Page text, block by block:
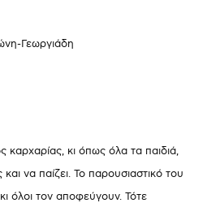
Γεωργιάδη
καρχαρίας, κι όπως όλα τα παιδιά,
να παίζει. Το παρουσιαστικό του
όλοι τον αποφεύγουν. Τότε